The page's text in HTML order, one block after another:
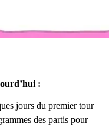
:
jours du premier tour
des partis pour